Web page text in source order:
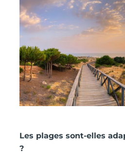
Les plages sont-elles
?